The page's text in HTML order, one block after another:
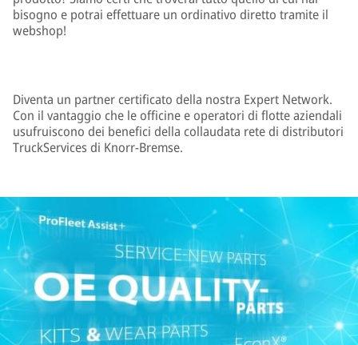
bisogno e potrai effettuare un ordinativo diretto tramite il
webshop!
Diventa un partner certificato della nostra Expert Network.
Con il vantaggio che le officine e operatori di flotte aziendali
usufruiscono dei benefici della collaudata rete di distributori
TruckServices di Knorr-Bremse.